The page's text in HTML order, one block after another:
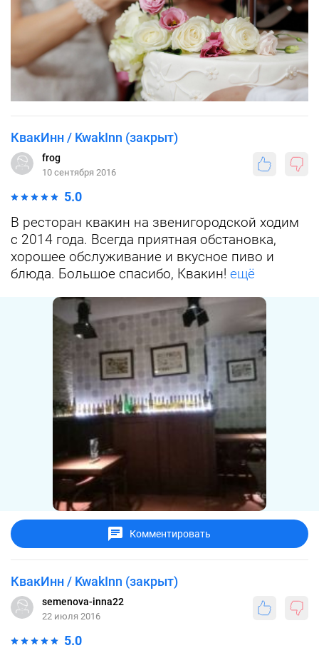
КвакИнн / KwakInn (закрыт)
frog
10 сентября 2016
5.0
В ресторан квакин на звенигородской ходим
с 2014 года. Всегда приятная обстановка,
хорошее обслуживание и вкусное пиво и
блюда. Большое спасибо, Квакин! ещё
Комментировать
КвакИнн / KwakInn (закрыт)
semenova-inna22
22 июля 2016
5.0